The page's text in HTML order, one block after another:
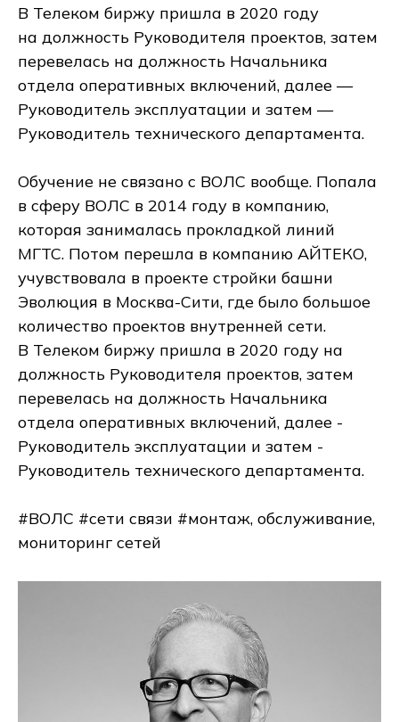
В Телеком биржу пришла в 2020 году
на должность Руководителя проектов, затем
перевелась на должность Начальника
отдела оперативных включений, далее —
Руководитель эксплуатации и затем —
Руководитель технического департамента.
Обучение не связано с ВОЛС вообще. Попала
в сферу ВОЛС в 2014 году в компанию,
которая занималась прокладкой линий
МГТС. Потом перешла в компанию АЙТЕКО,
учувствовала в проекте стройки башни
Эволюция в Москва-Сити, где было большое
количество проектов внутренней сети.
В Телеком биржу пришла в 2020 году на
должность Руководителя проектов, затем
перевелась на должность Начальника
отдела оперативных включений, далее -
Руководитель эксплуатации и затем -
Руководитель технического департамента.
#ВОЛС #сети связи #монтаж, обслуживание,
мониторинг сетей